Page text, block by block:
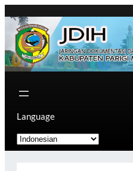
content
Language